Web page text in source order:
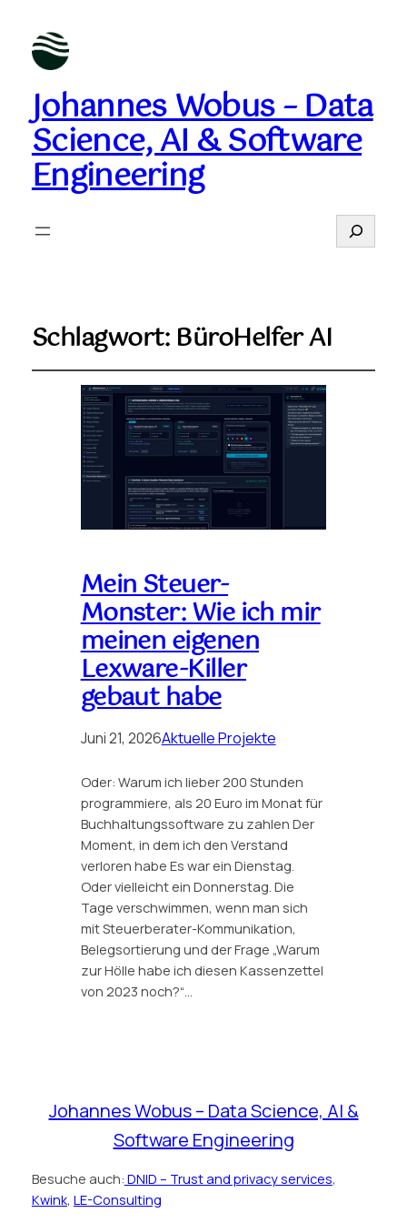
Johannes Wobus – Data
Science, AI & Software
Engineering
Suchen
Schlagwort: BüroHelfer AI
Mein Steuer-
Monster: Wie ich mir
meinen eigenen
Lexware-Killer
gebaut habe
Juni 21, 2026Aktuelle Projekte
Oder: Warum ich lieber 200 Stunden
programmiere, als 20 Euro im Monat für
Buchhaltungssoftware zu zahlen Der
Moment, in dem ich den Verstand
verloren habe Es war ein Dienstag.
Oder vielleicht ein Donnerstag. Die
Tage verschwimmen, wenn man sich
mit Steuerberater-Kommunikation,
Belegsortierung und der Frage „Warum
zur Hölle habe ich diesen Kassenzettel
von 2023 noch?“…
Johannes Wobus – Data Science, AI &
Software Engineering
Besuche auch: DNID – Trust and privacy services,
Kwink, LE-Consulting